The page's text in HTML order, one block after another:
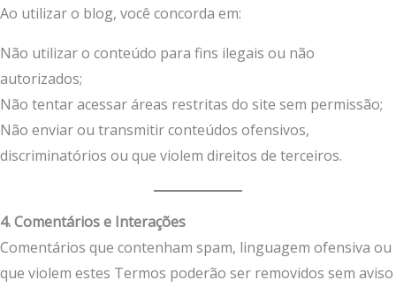
Ao utilizar o blog, você concorda em:
Não utilizar o conteúdo para fins ilegais ou não
autorizados;
Não tentar acessar áreas restritas do site sem permissão;
Não enviar ou transmitir conteúdos ofensivos,
discriminatórios ou que violem direitos de terceiros.
4. Comentários e Interações
Comentários que contenham spam, linguagem ofensiva ou
que violem estes Termos poderão ser removidos sem aviso